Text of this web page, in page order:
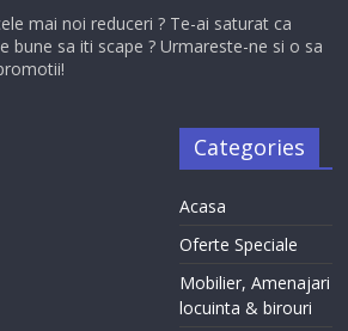
mai noi reduceri ? Te-ai saturat ca
bune sa iti scape ? Urmareste-ne si o sa
Categories
Acasa
Oferte Speciale
Mobilier, Amenajari
locuinta & birouri